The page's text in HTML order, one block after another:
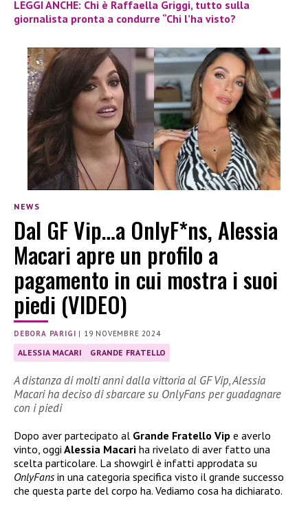
LEGGI ANCHE: Chi è Raffaella Griggi, tutto sulla
giornalista pronta a condurre “Chi l’ha visto?
NEWS
Dal GF Vip…a OnlyF*ns, Alessia
Macari apre un profilo a
pagamento in cui mostra i suoi
piedi (VIDEO)
DEBORA PARIGI | 19 NOVEMBRE 2024
ALESSIA MACARI GRANDE FRATELLO
A distanza di molti anni dalla vittoria al GF Vip, Alessia
Macari ha deciso di sbarcare su OnlyFans per guadagnare
con i piedi
Dopo aver partecipato al Grande Fratello Vip e averlo
vinto, oggi Alessia Macari ha rivelato di aver fatto una
scelta particolare. La showgirl è infatti approdata su
OnlyFansin una categoria specifica visto il grande successo
che questa parte del corpo ha. Vediamo cosa ha dichiarato.